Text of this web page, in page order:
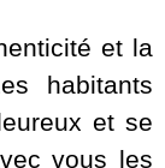
et la
habitants
et se
vous les